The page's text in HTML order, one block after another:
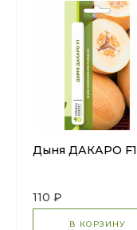
Дыня ДАКАРО F1
110 ₽
В КОРЗИНУ